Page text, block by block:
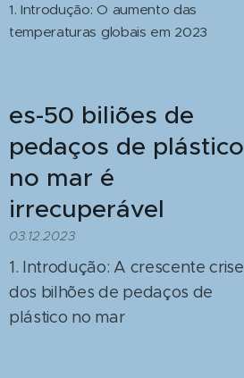
1. Introdução: O aumento das
temperaturas globais em 2023
es-50 biliões de
pedaços de plástico
no mar é
irrecuperável
03.12.2023
1. Introdução: A crescente crise
dos bilhões de pedaços de
plástico no mar